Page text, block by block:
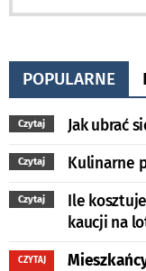
POPULARNE
Czytaj Jak ubrać
Czytaj Kulinarne
Czytaj
Ile
kaucji na
CZYTAJ